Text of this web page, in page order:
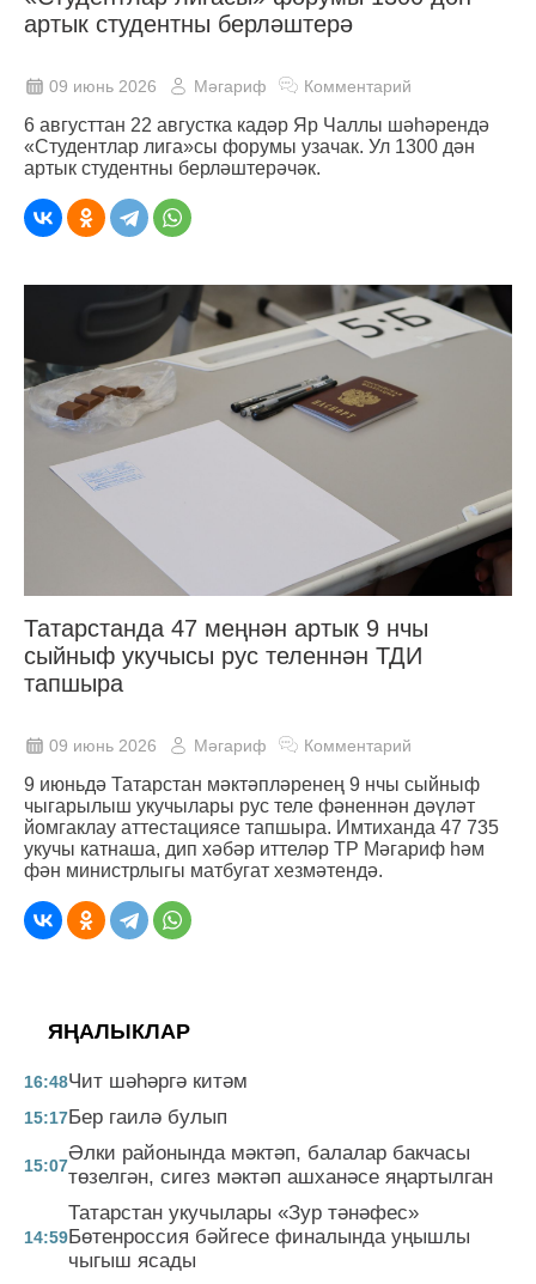
артык студентны берләштерә
09 июнь 2026 Мәгариф Комментарий
6 августтан 22 августка кадәр Яр Чаллы шәһәрендә
«Студентлар лига»сы форумы узачак. Ул 1300 дән
артык студентны берләштерәчәк.
Татарстанда 47 меңнән артык 9 нчы
сыйныф укучысы рус теленнән ТДИ
тапшыра
09 июнь 2026 Мәгариф Комментарий
9 июньдә Татарстан мәктәпләренең 9 нчы сыйныф
чыгарылыш укучылары рус теле фәненнән дәүләт
йомгаклау аттестациясе тапшыра. Имтиханда 47 735
укучы катнаша, дип хәбәр иттеләр ТР Мәгариф һәм
фән министрлыгы матбугат хезмәтендә.
ЯҢАЛЫКЛАР
16:48Чит шәһәргә китәм
15:17Бер гаилә булып
15:07
Әлки районында мәктәп, балалар бакчасы
төзелгән, сигез мәктәп ашханәсе яңартылган
14:59
Татарстан укучылары «Зур тәнәфес»
Бөтенроссия бәйгесе финалында уңышлы
чыгыш ясады